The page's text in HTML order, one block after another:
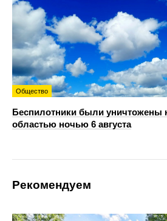
Общество
Беспилотники были уничтожены
областью ночью 6 августа
Рекомендуем